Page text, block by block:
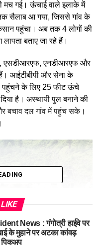
मच गई। ऊंचाई वाले इलाके में
सैलाब आ गया, जिससे गांव के
पहुंचा। अब तक 4 लोगों की
बताए जा रहे हैं।
एसडीआरएफ, एनडीआरएफ और
आईटीबीपी और सेना के
पहुंचने के लिए 25 फीट ऊंचे
है। अस्थायी पुल बनाने की
बचाव दल गांव में पहुंच सके।
News : गंगोत्री हाईवे पर
के मुहाने पर अटका कांवड़
पिकअप